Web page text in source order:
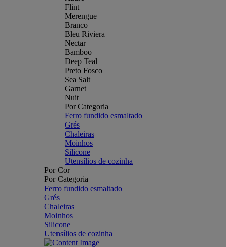
Flint
Merengue
Branco
Bleu Riviera
Nectar
Bamboo
Deep Teal
Preto Fosco
Sea Salt
Garnet
Nuit
Por Categoria
Ferro fundido esmaltado
Grés
Chaleiras
Moinhos
Silicone
Utensílios de cozinha
Por Cor
Por Categoria
Ferro fundido esmaltado
Grés
Chaleiras
Moinhos
Silicone
Utensílios de cozinha